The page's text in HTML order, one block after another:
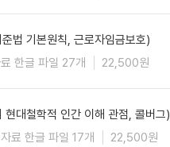
법 기본원칙, 근로자임금보호)
한글 파일 27개 22,500원
대철학적 인간 이해 관점, 콜버그)
료 한글 파일 17개 22,500원